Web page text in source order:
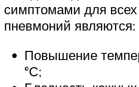
симптомами для
пневмоний являются:
Повышение
°С;